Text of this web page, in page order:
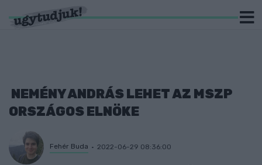
NEMÉNY ANDRÁS LEHET AZ MSZP
ORSZÁGOS ELNÖKE
Fehér Buda 2022-06-29 08:36:00